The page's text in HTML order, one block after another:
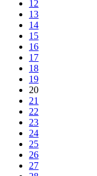
12
13
14
15
16
17
18
19
20
21
22
23
24
25
26
27